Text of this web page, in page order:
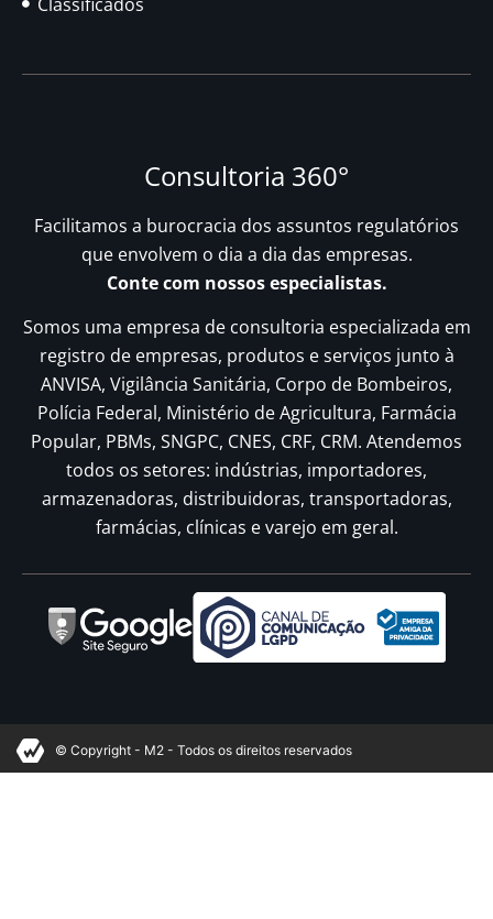
Consultoria 360°
Facilitamos a burocracia dos assuntos regulatórios
que envolvem o dia a dia das empresas.
Conte com nossos especialistas.
Somos uma empresa de consultoria especializada em
registro de empresas, produtos e serviços junto à
ANVISA, Vigilância Sanitária, Corpo de Bombeiros,
Polícia Federal, Ministério de Agricultura, Farmácia
Popular, PBMs, SNGPC, CNES, CRF, CRM. Atendemos
todos os setores: indústrias, importadores,
armazenadoras, distribuidoras, transportadoras,
farmácias, clínicas e varejo em geral.
© Copyright - M2 - Todos os direitos reservados